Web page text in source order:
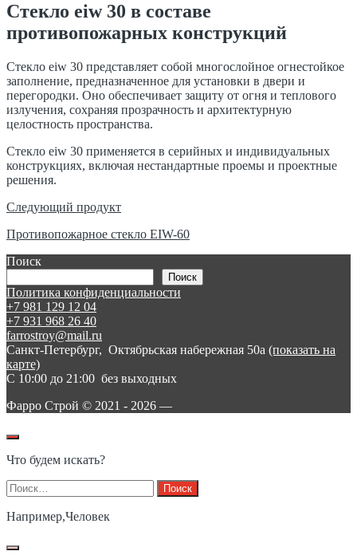
Стекло eiw 30 в составе
противопожарных конструкций
Стекло eiw 30 представляет собой многослойное огнестойкое
заполнение, предназначенное для установки в двери и
перегородки. Оно обеспечивает защиту от огня и теплового
излучения, сохраняя прозрачность и архитектурную
целостность пространства.
Стекло eiw 30 применяется в серийных и индивидуальных
конструкциях, включая нестандартные проемы и проектные
решения.
Навигация
по
записям
Следующий продукт
Противопожарное стекло EIW-60
Поиск
Поиск
Политика конфиденциальности
+7 981 129 12 04
+7 931 968 26 40
farrostroy@mail.ru
Санкт-Петербург, Октябрьская набережная 50а (показать на
карте)
C 10:00 до 21:00 без выходных
Фарро Cтрой © 2021 - 2026 —
Что будем искать?
Найти:
Например,Человек